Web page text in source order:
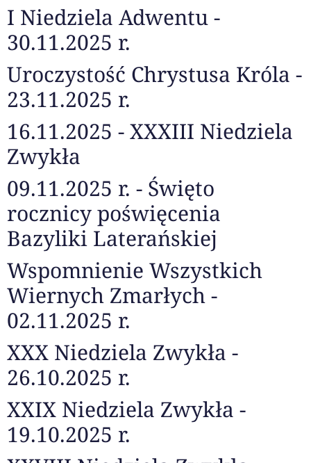
I Niedziela Adwentu -
30.11.2025 r.
Uroczystość Chrystusa Króla -
23.11.2025 r.
16.11.2025 - XXXIII Niedziela
Zwykła
09.11.2025 r. - Święto
rocznicy poświęcenia
Bazyliki Laterańskiej
Wspomnienie Wszystkich
Wiernych Zmarłych -
02.11.2025 r.
XXX Niedziela Zwykła -
26.10.2025 r.
XXIX Niedziela Zwykła -
19.10.2025 r.